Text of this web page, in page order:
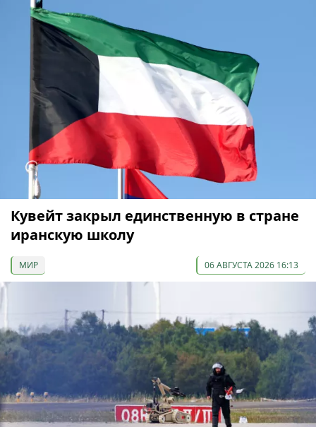
Кувейт закрыл единственную в стране
иранскую школу
МИР 06 АВГУСТА 2026 16:13